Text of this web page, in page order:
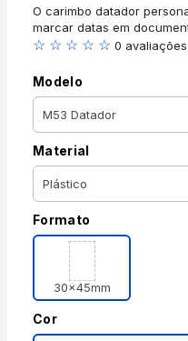
O carimbo datador
marcar datas em
☆ ☆ ☆ ☆ ☆ 0 avaliações
Modelo
Material
Formato
30x45mm
Cor